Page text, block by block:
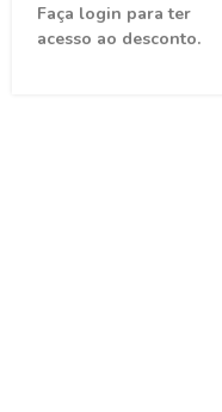
Faça login para ter
acesso ao desconto.